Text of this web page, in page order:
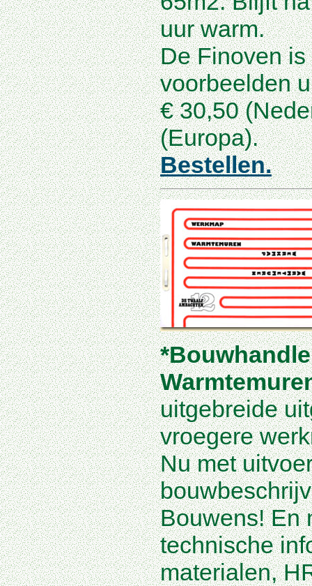
uur warm.
De Finoven
voorbeelden
€ 30,50
(Europa).
Bestellen.
uitgebreide
vroegere
Nu met
Bouwens! En
technische
materialen,